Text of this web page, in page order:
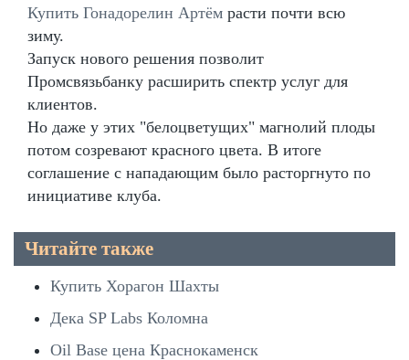
Купить Гонадорелин Артём расти почти всю
зиму.
Запуск нового решения позволит
Промсвязьбанку расширить спектр услуг для
клиентов.
Но даже у этих "белоцветущих" магнолий плоды
потом созревают красного цвета. В итоге
соглашение с нападающим было расторгнуто по
инициативе клуба.
Читайте также
Купить Хорагон Шахты
Дека SP Labs Коломна
Oil Base цена Краснокаменск